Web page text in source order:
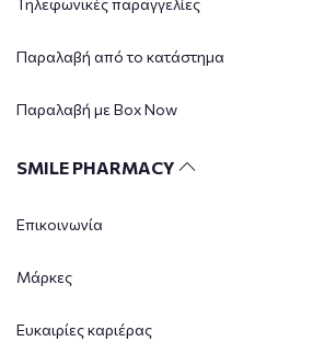
Παραλαβή από το κατάστημα
Παραλαβή με Box Now
SMILE PHARMACY
Επικοινωνία
Μάρκες
Ευκαιρίες καριέρας